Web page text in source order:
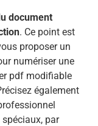
document
. Ce point est
proposer un
numériser une
pdf modifiable
également
par